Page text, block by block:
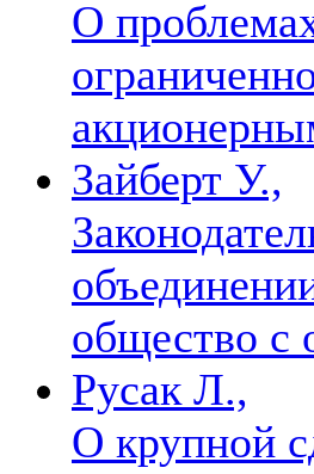
О
Зайберт У.,
общество с
Русак Л.,
О крупной